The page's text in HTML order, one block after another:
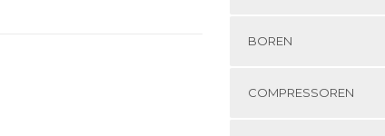
BOREN
COMPRESSOREN